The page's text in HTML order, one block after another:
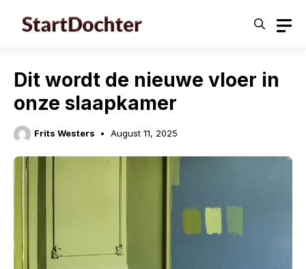
Dit wordt de nieuwe vloer in
onze slaapkamer
Frits Westers August 11, 2025